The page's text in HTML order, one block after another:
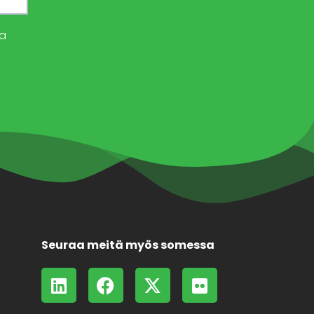
Seuraa meitä myös somessa
L
i
F
a
X
-
F
l